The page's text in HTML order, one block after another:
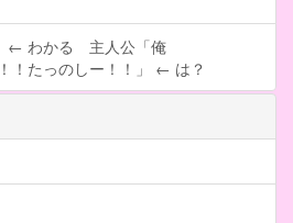
← わかる 主人公「俺
！たっのしー！！」 ← は？